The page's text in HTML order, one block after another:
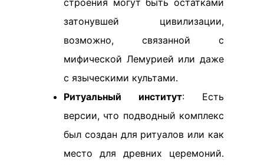
затонувшей цивилизации,
возможно, связанной с
мифической Лемурией или даже
с языческими культами.
Ритуальный институт: Есть
версии, что подводный комплекс
был создан для ритуалов или как
место для древних церемоний.